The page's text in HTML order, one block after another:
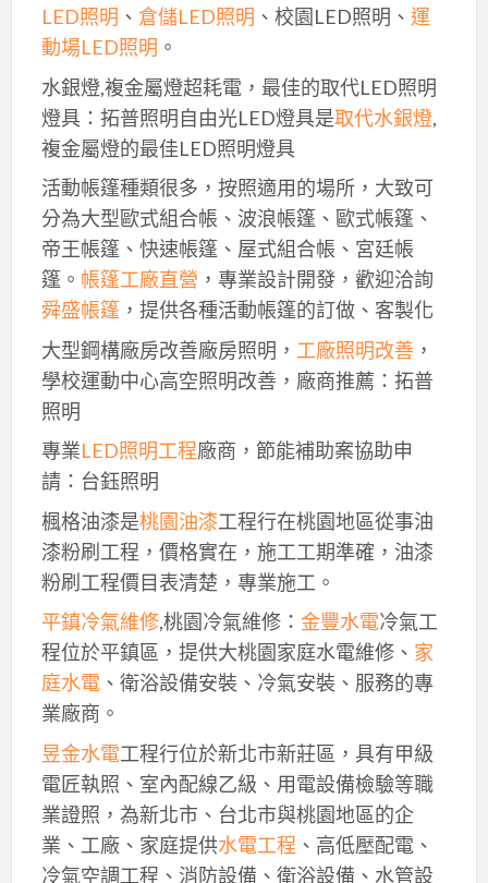
LED照明 、 倉儲LED照明 、校園LED照明、 運
動場LED照明 。
水銀燈,複金屬燈超耗電，最佳的取代LED照明
燈具：拓普照明自由光LED燈具是取代水銀燈,
複金屬燈的最佳LED照明燈具
活動帳篷種類很多，按照適用的場所，大致可
分為大型歐式組合帳、波浪帳篷、歐式帳篷、
帝王帳篷、快速帳篷、屋式組合帳、宮廷帳
篷。 帳篷工廠直營 ，專業設計開發，歡迎洽詢
舜盛帳篷，提供各種活動帳篷的訂做、客製化
大型鋼構廠房改善廠房照明， 工廠照明改善，
學校運動中心高空照明改善，廠商推薦：拓普
照明
專業LED照明工程廠商，節能補助案協助申
請：台鈺照明
楓格油漆是桃園油漆工程行在桃園地區從事油
漆粉刷工程，價格實在，施工工期準確，油漆
粉刷工程價目表清楚，專業施工。
平鎮冷氣維修,桃園冷氣維修： 金豐水電冷氣工
程位於平鎮區，提供大桃園家庭水電維修、 家
庭水電、衛浴設備安裝、冷氣安裝、服務的專
業廠商。
昱金水電工程行位於新北市新莊區，具有甲級
電匠執照、室內配線乙級、用電設備檢驗等職
業證照，為新北市、台北市與桃園地區的企
業、工廠、家庭提供水電工程 、高低壓配電、
冷氣空調工程、消防設備、衛浴設備、水管設